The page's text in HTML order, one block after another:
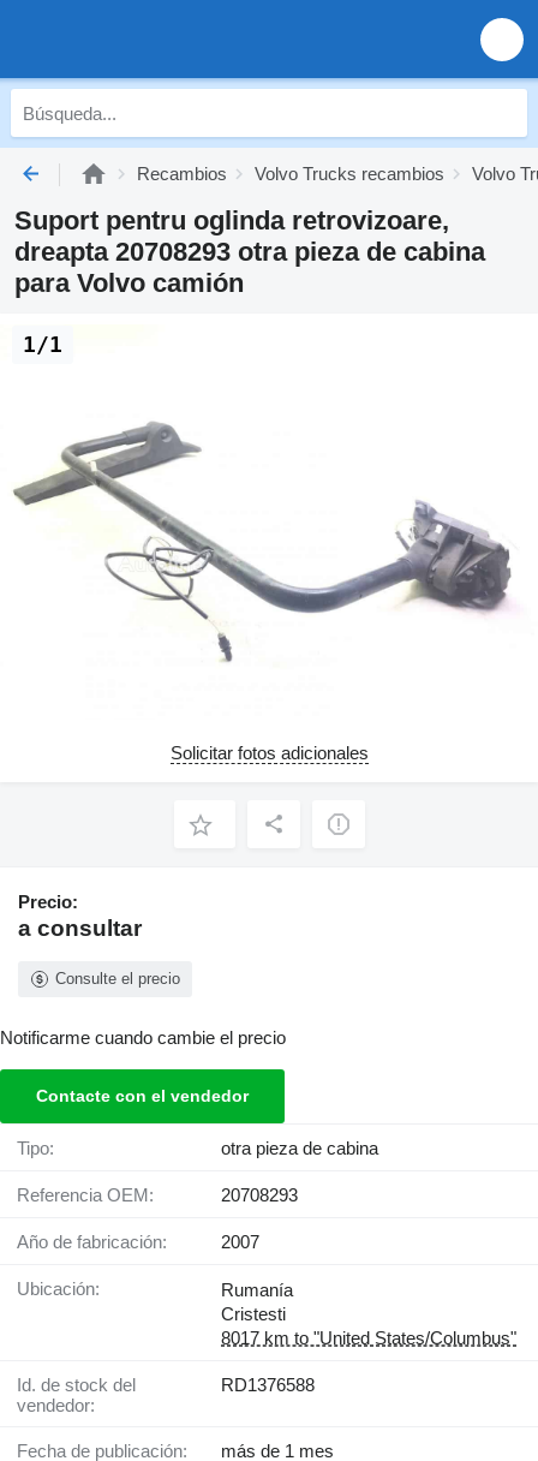
Recambios Volvo Trucks recambios Volvo
Suport pentru oglinda retrovizoare,
dreapta 20708293 otra pieza de cabina
para Volvo camión
1/1
Solicitar fotos adicionales
Precio:
a consultar
Consulte el precio
Notificarme cuando cambie el precio
Contacte con el vendedor
Tipo: otra pieza de cabina
Referencia OEM: 20708293
Año de fabricación: 2007
Ubicación:
Rumanía
Cristesti
8017 km to "United States/Columbus"
Id. de stock del
vendedor:
RD1376588
Fecha de publicación: más de 1 mes